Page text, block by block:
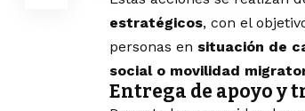
estratégicos, con el
personas en situación de
social o movilidad
Entrega de apoyo y